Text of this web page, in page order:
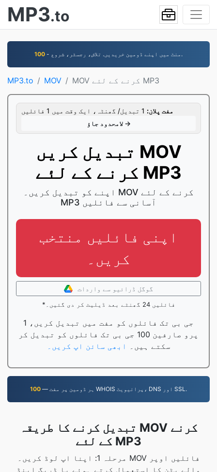
MP3.to
100 - منٹ میں اپنے ڈومین خریدیں. تلاش، رجسٹر، شروع.
MP3.to MOV MOV کرنے کے لئے MP3
مفت پلان:
لامحدود جاؤ →
تبدیل کریں MOV
کرنے کے لئے MP3
اپنے کو تبدیل کریں۔ MOV کرنے کے لئے
MP3 آسانی سے فائلیں
اپنی فائلیں منتخب
کریں۔
گوگل ڈرائیو سے واردات
*فائلیں 24 گھنٹے بعد ڈیلیٹ کر دی گئیں۔
1 جی بی تک فائلوں کو مفت میں تبدیل کریں،
پرو صارفین 100 جی بی تک فائلوں کو تبدیل کر
سکتے ہیں۔ ابھی سائن اپ کریں۔
100 — ہر ڈومین پر مفت WHOIS پرائیویٹ، DNS اور SSL.
تبدیل کرنے کا طریقہ MOV کرنے
کے لئے MP3
مرحلہ 1: اپنا اپ لوڈ کریں۔ MOV فائلیں اوپر
والے بٹن کا استعمال کرتے ہوئے یا ڈریگ اینڈ